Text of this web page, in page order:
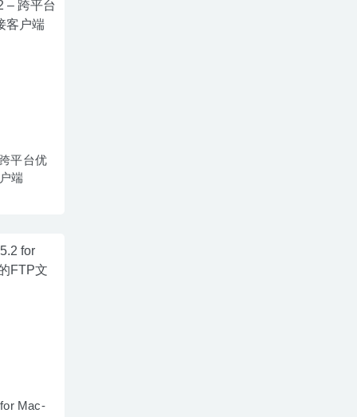
平台优
端
Mac-